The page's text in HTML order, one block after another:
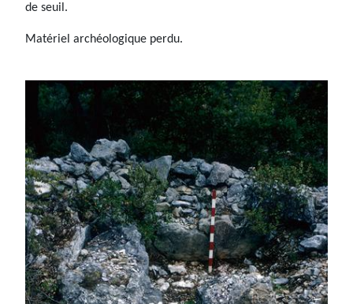
de seuil.
Matériel archéologique perdu.